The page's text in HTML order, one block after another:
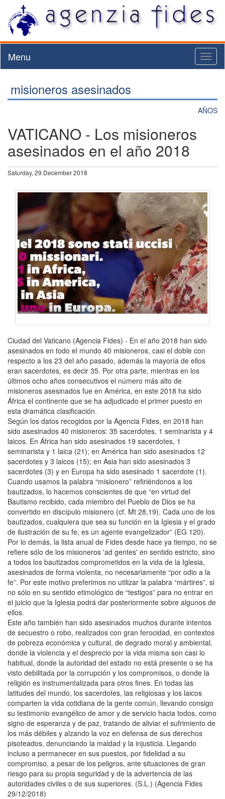
Menu
misioneros asesinados
AÑOS
VATICANO - Los misioneros
asesinados en el año 2018
Saturday, 29 December 2018
Ciudad del Vaticano (Agencia Fides) - En el año 2018 han sido
asesinados en todo el mundo 40 misioneros, casi el doble con
respecto a los 23 del año pasado, además la mayoría de ellos
eran sacerdotes, es decir 35. Por otra parte, mientras en los
últimos ocho años consecutivos el número más alto de
misioneros asesinados fue en América, en este 2018 ha sido
África el continente que se ha adjudicado el primer puesto en
esta dramática clasificación.
Según los datos recogidos por la Agencia Fides, en 2018 han
sido asesinados 40 misioneros: 35 sacerdotes, 1 seminarista y 4
laicos. En África han sido asesinados 19 sacerdotes, 1
seminarista y 1 laica (21); en América han sido asesinados 12
sacerdotes y 3 laicos (15); en Asia han sido asesinados 3
sacerdotes (3) y en Europa ha sido asesinado 1 sacerdote (1).
Cuando usamos la palabra “misionero” refiriéndonos a los
bautizados, lo hacemos conscientes de que “en virtud del
Bautismo recibido, cada miembro del Pueblo de Dios se ha
convertido en discípulo misionero (cf. Mt 28,19). Cada uno de los
bautizados, cualquiera que sea su función en la Iglesia y el grado
de ilustración de su fe, es un agente evangelizador” (EG 120).
Por lo demás, la lista anual de Fides desde hace ya tiempo, no se
refiere sólo de los misioneros 'ad gentes' en sentido estricto, sino
a todos los bautizados comprometidos en la vida de la Iglesia,
asesinados de forma violenta, no necesariamente “por odio a la
fe”. Por este motivo preferimos no utilizar la palabra “mártires”, si
no sólo en su sentido etimológico de “testigos” para no entrar en
el juicio que la Iglesia podrá dar posteriormente sobre algunos de
ellos.
Este año también han sido asesinados muchos durante intentos
de secuestro o robo, realizados con gran ferocidad, en contextos
de pobreza económica y cultural, de degrado moral y ambiental,
donde la violencia y el desprecio por la vida misma son casi lo
habitual, donde la autoridad del estado no está presente o se ha
visto debilitada por la corrupción y los compromisos, o donde la
religión es instrumentalizada para otros fines. En todas las
latitudes del mundo, los sacerdotes, las religiosas y los laicos
comparten la vida cotidiana de la gente común, llevando consigo
su testimonio evangélico de amor y de servicio hacia todos, como
signo de esperanza y de paz, tratando de aliviar el sufrimiento de
los más débiles y alzando la voz en defensa de sus derechos
pisoteados, denunciando la maldad y la injusticia. Llegando
incluso a permanecer en sus puestos, por fidelidad a su
compromiso, a pesar de los peligros, ante situaciones de gran
riesgo para su propia seguridad y de la advertencia de las
autoridades civiles o de sus superiores. (S.L.) (Agencia Fides
29/12/2018)